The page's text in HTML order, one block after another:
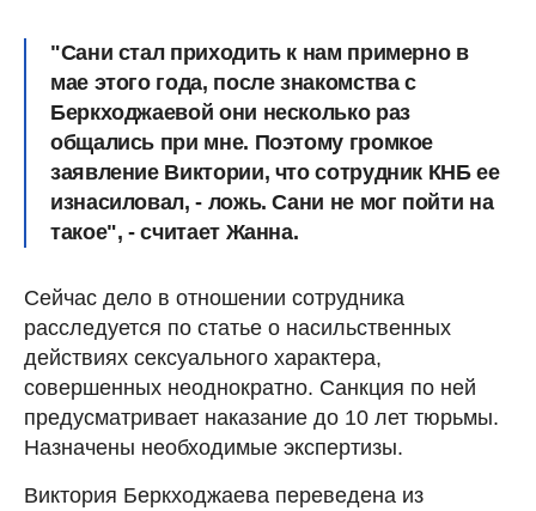
"Сани стал приходить к нам примерно в
мае этого года, после знакомства с
Беркходжаевой они несколько раз
общались при мне. Поэтому громкое
заявление Виктории, что сотрудник КНБ ее
изнасиловал, - ложь. Сани не мог пойти на
такое", - считает Жанна.
Сейчас дело в отношении сотрудника
расследуется по статье о насильственных
действиях сексуального характера,
совершенных неоднократно. Санкция по ней
предусматривает наказание до 10 лет тюрьмы.
Назначены необходимые экспертизы.
Виктория Беркходжаева переведена из